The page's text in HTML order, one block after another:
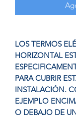
LOS TERMOS
HORIZONTAL
PARA CUBRIR
INSTALACIÓN.
EJEMPLO
O DEBAJO DE